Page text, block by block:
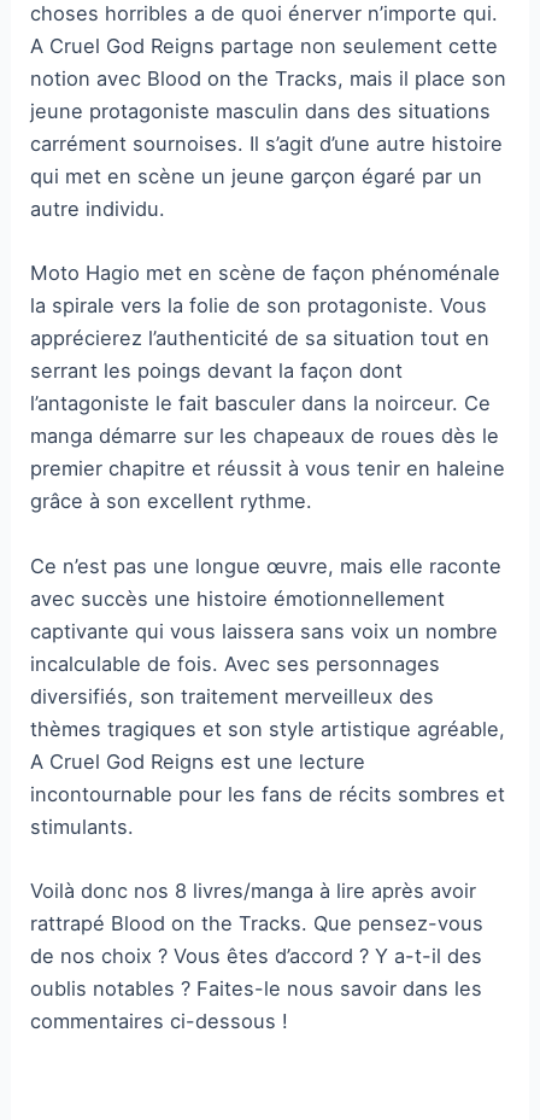
choses horribles a de quoi énerver n’importe qui.
A Cruel God Reigns partage non seulement cette
notion avec Blood on the Tracks, mais il place son
jeune protagoniste masculin dans des situations
carrément sournoises. Il s’agit d’une autre histoire
qui met en scène un jeune garçon égaré par un
autre individu.
Moto Hagio met en scène de façon phénoménale
la spirale vers la folie de son protagoniste. Vous
apprécierez l’authenticité de sa situation tout en
serrant les poings devant la façon dont
l’antagoniste le fait basculer dans la noirceur. Ce
manga démarre sur les chapeaux de roues dès le
premier chapitre et réussit à vous tenir en haleine
grâce à son excellent rythme.
Ce n’est pas une longue œuvre, mais elle raconte
avec succès une histoire émotionnellement
captivante qui vous laissera sans voix un nombre
incalculable de fois. Avec ses personnages
diversifiés, son traitement merveilleux des
thèmes tragiques et son style artistique agréable,
A Cruel God Reigns est une lecture
incontournable pour les fans de récits sombres et
stimulants.
Voilà donc nos 8 livres/manga à lire après avoir
rattrapé Blood on the Tracks. Que pensez-vous
de nos choix ? Vous êtes d’accord ? Y a-t-il des
oublis notables ? Faites-le nous savoir dans les
commentaires ci-dessous !